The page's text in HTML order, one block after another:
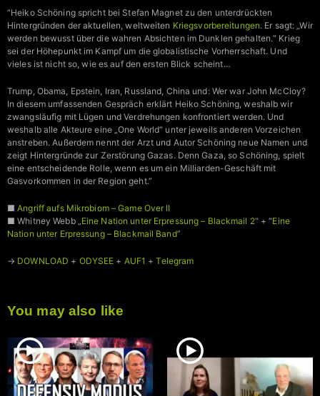
“Heiko Schöning spricht bei Stefan Magnet zu den unterdrückten
Hintergründen der aktuellen, weltweiten Kriegsvorbereitungen. Er sagt: „Wir
werden bewusst über die wahren Absichten im Dunklen gehalten.“ Krieg
sei der Höhepunkt im Kampf um die globalistische Vorherrschaft. Und
vieles ist nicht so, wie es auf den ersten Blick scheint…
Trump, Obama, Epstein, Iran, Russland, China und: Wer war John McCloy?
In diesem umfassenden Gespräch erklärt Heiko Schöning, weshalb wir
zwangsläufig mit Lügen und Verdrehungen konfrontiert werden. Und
weshalb alle Akteure eine „One World“ unter jeweils anderen Vorzeichen
anstreben. Außerdem nennt der Arzt und Autor Schöning neue Namen und
zeigt Hintergründe zur Zerstörung Gazas. Denn Gaza, so Schöning, spielt
eine entscheidende Rolle, wenn es um ein Milliarden-Geschäft mit
Gasvorkommen in der Region geht.”
■Angriff aufs Mikrobiom – Game Over II
■ Whitney Webb „ Eine Nation unter Erpressung – Blackmail 2“ + “Eine
Nation unter Erpressung – Blackmail Band”
→ DOWNLOAD + ODYSEE + AUF1 +Telegram
You may also like